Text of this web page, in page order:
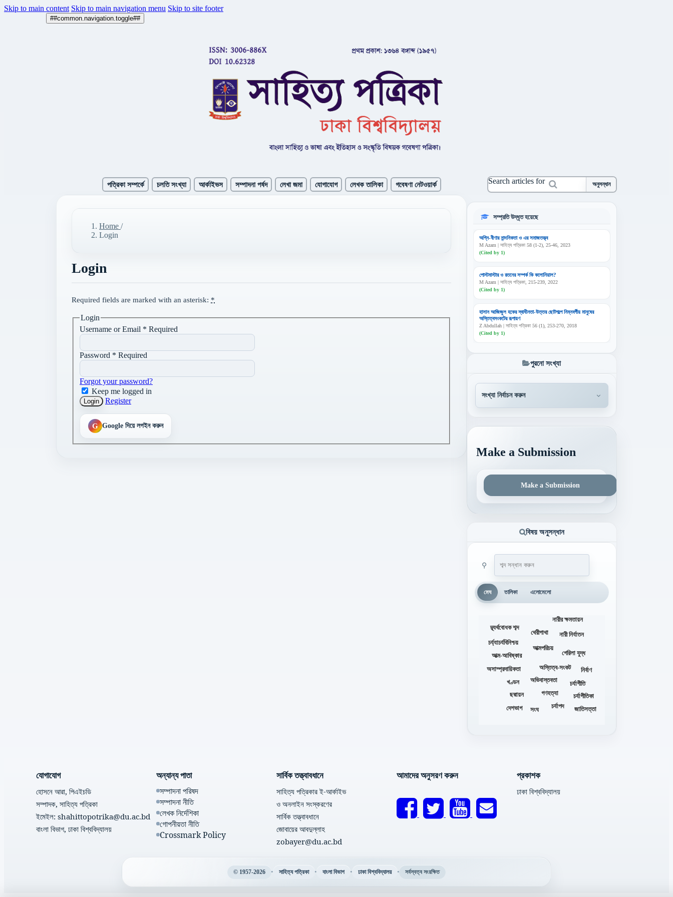
Skip to main content Skip to main navigation menu Skip to site footer
##common.navigation.toggle##
পত্রিকা সম্পর্কে চলতি সংখ্যা আর্কাইভস সম্পাদনা পর্ষদ লেখা জমা যোগাযোগ লেখক তালিকা গবেষণা নেটওয়ার্ক Search articles for অনুসন্ধান
Home /
Login
Login
Required fields are marked with an asterisk: *
Login
Username or Email * Required
Password * Required
Forgot your password?
Keep me logged in
Login Register
G Google দিয়ে লগইন করুন
সম্প্রতি উদ্ধৃত হয়েছে
অগ্নি-বীণার নান্দনিকতা ও এর সমাজতত্ত্ব
M Azam | সাহিত্য পত্রিকা 58 (1-2), 25-46, 2023
(Cited by 1)
পোস্টমাস্টার ও রতনের সম্পর্ক কি কলোনিয়াল?
M Azam | সাহিত্য পত্রিকা, 215-239, 2022
(Cited by 1)
হাসান আজিজুল হকের স্বাধীনতা-উত্তর ছোটগল্পে নিম্নবর্গীয় মানুষের
অস্তিত্বসংকটের রূপায়ণ
Z Abdullah | সাহিত্য পত্রিকা 56 (1), 253-270, 2018
(Cited by 1)
পুরনো সংখ্যা
Make a Submission
Make a Submission
বিষয় অনুসন্ধান
⚲
মেঘ তালিকা এলোমেলো
অভিবাস্তবতা
অসাম্প্রদায়িকতা অস্তিত্ব-সংকট
আত্ম-আবিষ্কার
আত্মপরিচয়
খণ্ডন
গণহত্যা
গেরিলা যুদ্ধ
চর্যাগীতি
চর্যাগীতিকা
চর্যাপদ
চর্য্যাচর্যবিনিশ্চয়
ছদ্মায়ন
জাতিসত্তা
থেরীগাথা
দেশভাগ
দ্ব্যর্থবোধক শব্দ
নারী নির্যাতন
নারীর ক্ষমতায়ন
নির্বাণ
সংঘ
যোগাযোগ
হোসনে আরা, পিএইচডি
সম্পাদক, সাহিত্য পত্রিকা
ইমেইল: shahittopotrika@du.ac.bd
বাংলা বিভাগ, ঢাকা বিশ্ববিদ্যালয়
অন্যান্য পাতা
সম্পাদনা পরিষদ
সম্পাদনা নীতি
লেখক নির্দেশিকা
গোপনীয়তা নীতি
Crossmark Policy
সার্বিক তত্ত্বাবধানে
সাহিত্য পত্রিকার ই-আর্কাইভ
ও অনলাইন সংস্করণের
সার্বিক তত্ত্বাবধানে
জোবায়ের আবদুল্লাহ
zobayer@du.ac.bd
আমাদের অনুসরণ করুন প্রকাশক
ঢাকা বিশ্ববিদ্যালয়
© 1957-2026 • সাহিত্য পত্রিকা • বাংলা বিভাগ • ঢাকা বিশ্ববিদ্যালয় • সর্বস্বত্ব সংরক্ষিত